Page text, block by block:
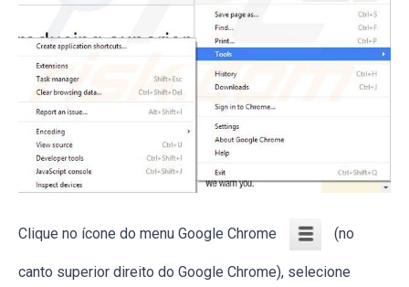
Clique no ícone do menu Google Chrome (no
canto superior direito do Google Chrome), selecione